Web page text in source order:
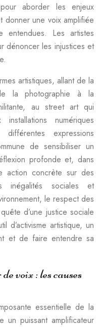
aborder les enjeux
donner une voix amplifiée
Les artistes
dénoncer les injustices et
artistiques, allant de la
la photographie à la
au street art qui
numériques
expressions
de sensibiliser un
profonde et, dans
action concrète sur des
inégalités sociales et
le respect des
d’une justice sociale
d’activisme artistique, un
et de faire entendre sa
voix : les causes
essentielle de la
un puissant amplificateur